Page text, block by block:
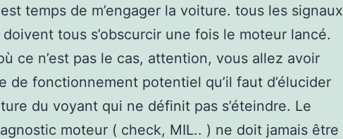
temps de m’engager la voiture. tous les signaux
tous s’obscurcir une fois le moteur lancé.
ce n’est pas le cas, attention, vous allez avoir
de fonctionnement potentiel qu’il faut d’élucider
du voyant qui ne définit pas s’éteindre. Le
moteur ( check, MIL.. ) ne doit jamais être